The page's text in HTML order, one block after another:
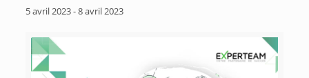
5 avril 2023-8 avril 2023